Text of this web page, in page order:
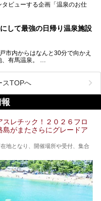
ブルに体験できる健康ランドや
。今回はそんな希望に沿う施設
ビューする企画「温泉のお仕
ベストオブ宿泊賞」に輝いた
力に迫りました！
して最強の日帰り温泉施設
市内からはなんと30分で向かえ
有馬温泉。
加え、人工のの炭酸泉まで楽し
もいえる施設です。
その魅力の数々を紹介します！
スTOPへ
スレチック！２０２６フロ
島がまたさらにグレードア
地となり、開催場所や受付、集合